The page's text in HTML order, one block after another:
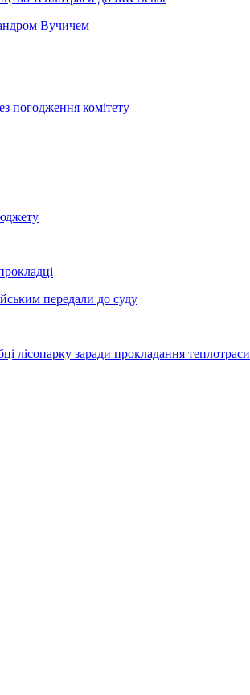
Вучичем
погодження комітету
передали до суду
лісопарку заради прокладання теплотраси